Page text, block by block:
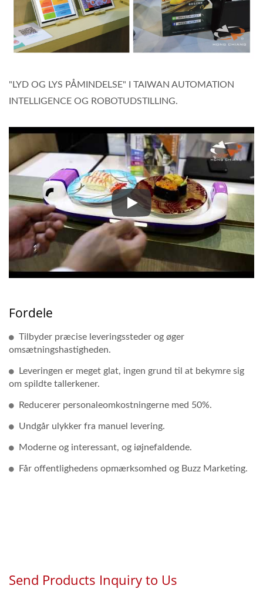
"LYD OG LYS PÅMINDELSE" I TAIWAN AUTOMATION
INTELLIGENCE OG ROBOTUDSTILLING.
Play
Fordele
Tilbyder præcise leveringssteder og øger
omsætningshastigheden.
Leveringen er meget glat, ingen grund til at bekymre sig
om spildte tallerkener.
Reducerer personaleomkostningerne med 50%.
Undgår ulykker fra manuel levering.
Moderne og interessant, og iøjnefaldende.
Får offentlighedens opmærksomhed og Buzz Marketing.